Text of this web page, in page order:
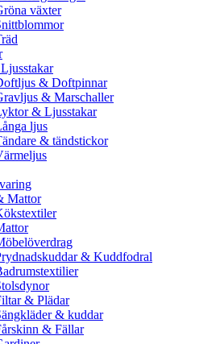
växter
& Doftpinnar
& Marschaller
& Ljusstakar
ljus
& tändstickor
Mattor
& Kuddfodral
& Plädar
& kuddar
& Fällar